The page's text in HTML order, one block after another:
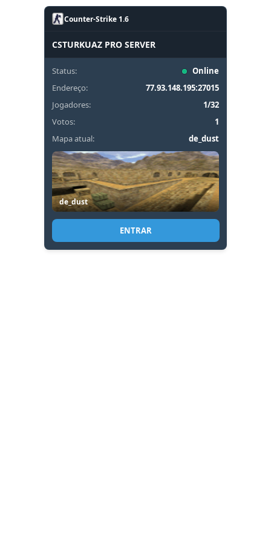
Counter-Strike 1.6
CSTURKUAZ PRO SERVER
Status:
Online
Endereço:
77.93.148.195:27015
Jogadores:
1/32
Votos:
1
Mapa atual:
de_dust
de_dust
ENTRAR